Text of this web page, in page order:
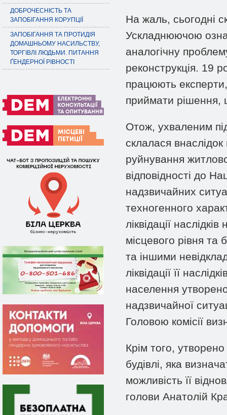
ДОБРОЧЕСНІСТЬ ТА
ЗАПОБІГАННЯ КОРУПЦІЇ
ЗАПОБІГАННЯ ТА ПРОТИДІЯ
ДОМАШНЬОМУ НАСИЛЬСТВУ,
ТОРГІВЛІ ЛЮДЬМИ. ПИТАННЯ
ҐЕНДЕРНОЇ РІВНОСТІ
На жаль, сьогодні
Ускладнюючою
аналогічну
реконструкція. 19
працюють
приймати рішення,
Отож, ухваленим
склалася
руйнування
відповідності до
надзвичайних
техногенного
ліквідації
місцевого рівня та
та іншими
ліквідації її
населення утворено
надзвичайної
Головою комісії
Крім того,
будівлі, яка
можливість її
голови Анатолій